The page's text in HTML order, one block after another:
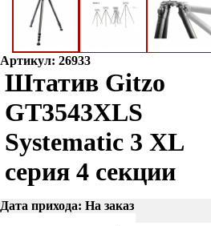
Артикул: 26933
Штатив Gitzo
GT3543XLS
Systematic 3 XL
серия 4 секции
Дата прихода: На заказ